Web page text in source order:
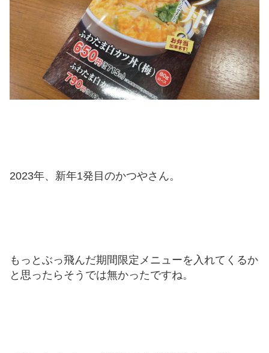
2023年、新年1発目のかつやさん。
もっとぶっ飛んだ期間限定メニューを入れてくるか
と思ったらそうでは無かったですね。